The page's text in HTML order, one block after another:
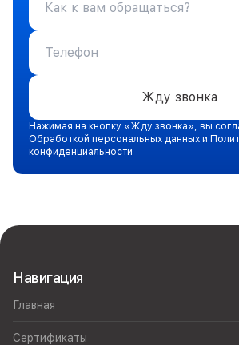
Жду звонка
Нажимая на кнопку «Жду звонка», вы
Обработкой персональных данных и
конфиденциальности
Навигация
Главная
Сертификаты